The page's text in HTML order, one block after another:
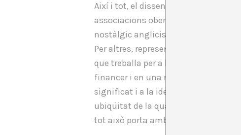
Així i tot, el disseny de la xarxa
associacions obertes obtingudes al
nostàlgic anglicisme de la mateixa
Per altres, representa una visió
que treballa per a les persones (si
financer i en una màquina de
significat i a la identificació; la xarxa
ubiqüitat de la qual la converteix en
tot això porta amb si mateix l’olor